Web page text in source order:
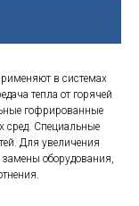
в системах
тепла от горячей
гофрированные
сред. Специальные
Для увеличения
оборудования,